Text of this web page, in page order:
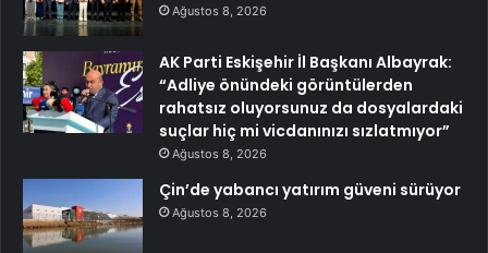
Ağustos 8, 2026
AK Parti Eskişehir İl Başkanı Albayrak:
“Adliye önündeki görüntülerden
rahatsız oluyorsunuz da dosyalardaki
suçlar hiç mi vicdanınızı sızlatmıyor”
Ağustos 8, 2026
Çin’de yabancı yatırım güveni sürüyor
Ağustos 8, 2026